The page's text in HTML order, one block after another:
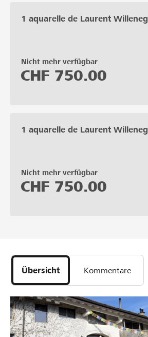
1 aquarelle de Laurent
Nicht mehr verfügbar
CHF 750.00
1 aquarelle de Laurent
Nicht mehr verfügbar
CHF 750.00
Übersicht Kommentare